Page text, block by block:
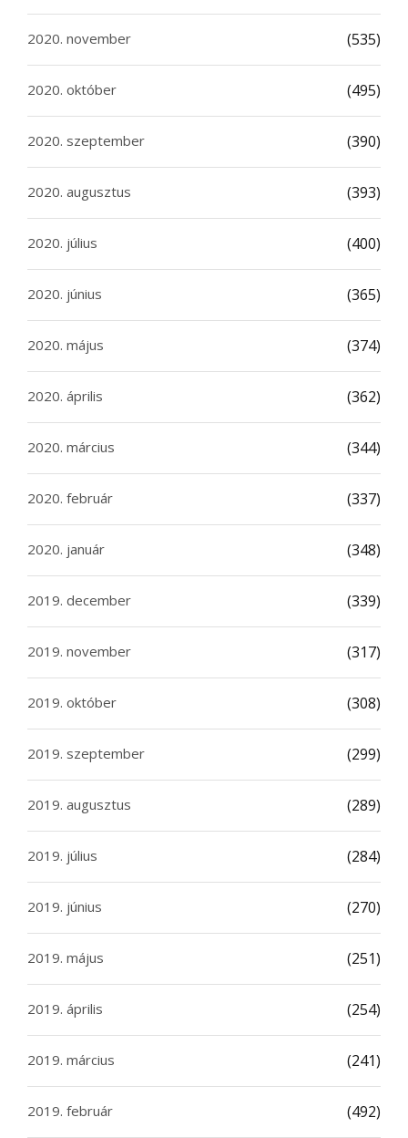
2020. november (535)
2020. október (495)
2020. szeptember (390)
2020. augusztus (393)
2020. július (400)
2020. június (365)
2020. május (374)
2020. április (362)
2020. március (344)
2020. február (337)
2020. január (348)
2019. december (339)
2019. november (317)
2019. október (308)
2019. szeptember (299)
2019. augusztus (289)
2019. július (284)
2019. június (270)
2019. május (251)
2019. április (254)
2019. március (241)
2019. február (492)